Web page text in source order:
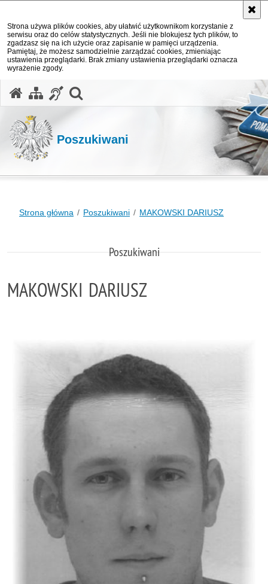
Strona używa plików cookies, aby ułatwić użytkownikom korzystanie z
serwisu oraz do celów statystycznych. Jeśli nie blokujesz tych plików, to
zgadzasz się na ich użycie oraz zapisanie w pamięci urządzenia.
Pamiętaj, że możesz samodzielnie zarządzać cookies, zmieniając
ustawienia przeglądarki. Brak zmiany ustawienia przeglądarki oznacza
wyrażenie zgody.
Poszukiwani
Strona główna Poszukiwani MAKOWSKI DARIUSZ
Poszukiwani
MAKOWSKI DARIUSZ